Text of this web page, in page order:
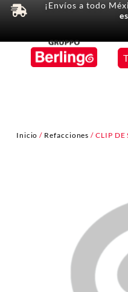
¡Envíos a todo
Inicio / Refacciones / CLIP DE